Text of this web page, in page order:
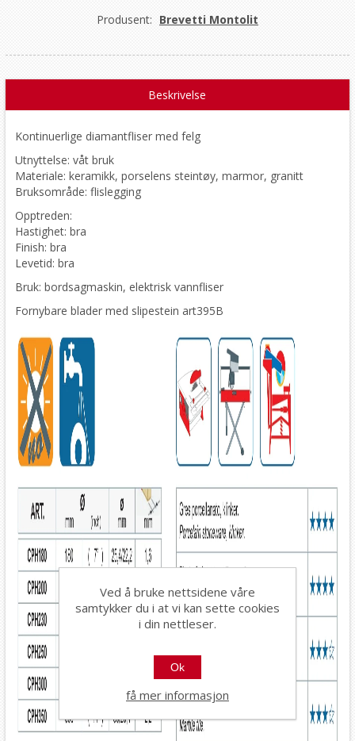
Produsent: Brevetti Montolit
Beskrivelse
Kontinuerlige diamantfliser med felg
Utnyttelse: våt bruk
Materiale: keramikk, porselens steintøy, marmor, granitt
Bruksområde: flislegging
Opptreden:
Hastighet: bra
Finish: bra
Levetid: bra
Bruk: bordsagmaskin, elektrisk vannfliser
Fornybare blader med slipestein art395B
Ved å bruke nettsidene våre
samtykker du i at vi kan sette cookies
i din nettleser.
Ok
få mer informasjon